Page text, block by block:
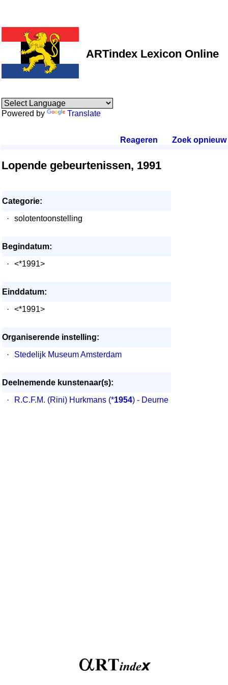
ARTindex Lexicon Online
Powered by Translate
Reageren Zoek opnieuw.
Lopende gebeurtenissen, 1991
Categorie:
·
solotentoonstelling
Begindatum:
·
<*1991>
Einddatum:
·
<*1991>
Organiserende instelling:
·
Stedelijk Museum Amsterdam
Deelnemende kunstenaar(s):
·
R.C.F.M. (Rini) Hurkmans (*1954) - Deurne